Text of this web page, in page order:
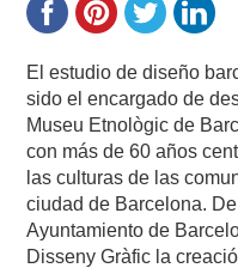
El estudio de diseño
sido el encargado de
Museu Etnològic de
con más de 60 años
las culturas de las
ciudad de Barcelona.
Ayuntamiento de
Disseny Gràfic la